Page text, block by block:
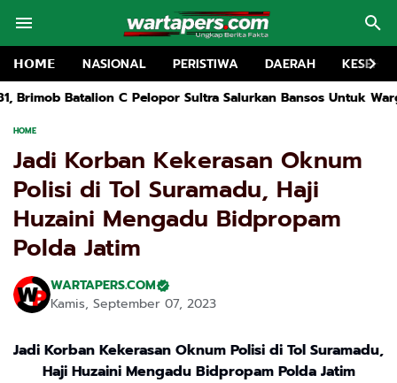
𝗛𝗢𝗠𝗘 NASIONAL PERISTIWA DAERAH
Sultra Salurkan Bansos Untuk Warga Kurang Mampu
HOME
Jadi Korban Kekerasan Oknum
Polisi di Tol Suramadu, Haji
Huzaini Mengadu Bidpropam
Polda Jatim
WARTAPERS.COM
Kamis, September 07, 2023
Jadi Korban Kekerasan Oknum Polisi di Tol Suramadu,
Haji Huzaini Mengadu Bidpropam Polda Jatim